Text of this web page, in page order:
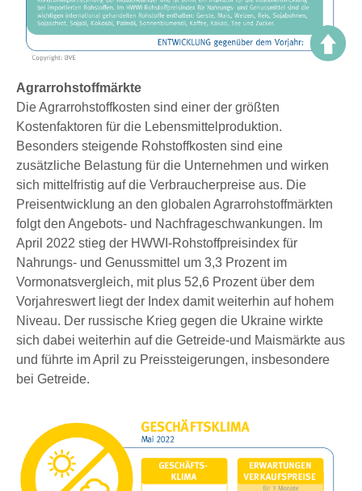
Agrarrohstoffmärkte
Die Agrarrohstoffkosten sind einer der größten
Kostenfaktoren für die Lebensmittelproduktion.
Besonders steigende Rohstoffkosten sind eine
zusätzliche Belastung für die Unternehmen und wirken
sich mittelfristig auf die Verbraucherpreise aus. Die
Preisentwicklung an den globalen Agrarrohstoffmärkten
folgt den Angebots- und Nachfrageschwankungen. Im
April 2022 stieg der HWWI-Rohstoffpreisindex für
Nahrungs- und Genussmittel um 3,3 Prozent im
Vormonatsvergleich, mit plus 52,6 Prozent über dem
Vorjahreswert liegt der Index damit weiterhin auf hohem
Niveau. Der russische Krieg gegen die Ukraine wirkte
sich dabei weiterhin auf die Getreide-und Maismärkte aus
und führte im April zu Preissteigerungen, insbesondere
bei Getreide.